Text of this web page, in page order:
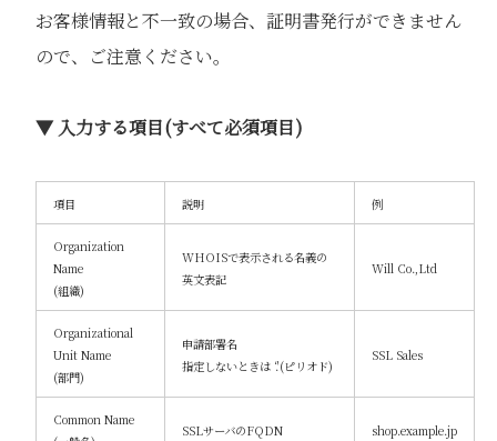
お客様情報と不一致の場合、証明書発行ができません
ので、ご注意ください。
▼ 入力する項目(すべて必須項目)
項目 説明 例
Organization
Name
(組織)
WHOISで表示される名義の
英文表記
Will Co.,Ltd
Organizational
Unit Name
(部門)
申請部署名
指定しないときは ‘.'(ピリオド)
SSL Sales
Common Name
SSLサーバのFQDN shop.example.jp